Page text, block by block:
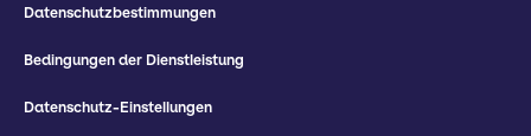
Datenschutzbestimmungen
Bedingungen der Dienstleistung
Datenschutz-Einstellungen